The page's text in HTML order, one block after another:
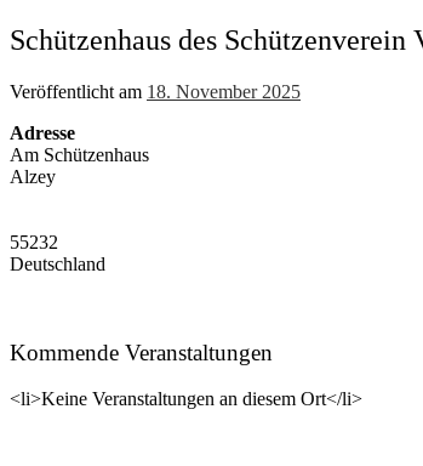
Schützenhaus des
Veröffentlicht am 18. November 2025
Adresse
Am Schützenhaus
Alzey
55232
Deutschland
Kommende Veranstaltungen
<li>Keine Veranstaltungen an diesem Ort</li>